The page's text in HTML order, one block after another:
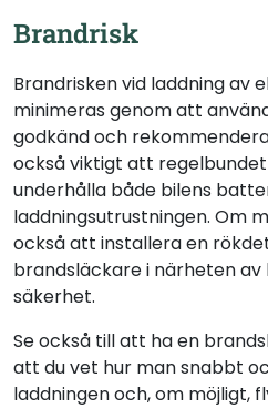
Brandrisk
Brandrisken vid laddning av
minimeras genom att
godkänd och
också viktigt att
underhålla både bilens
laddningsutrustningen. Om
också att installera en
brandsläckare i närheten
säkerhet.
Se också till att ha en
att du vet hur man snabbt
laddningen och, om möjligt,